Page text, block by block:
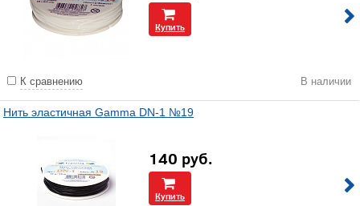
Купить
К сравнению В наличии
Нить эластичная Gamma DN-1 №19
140 руб.
Купить